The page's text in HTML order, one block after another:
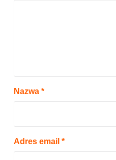
Nazwa *
Adres email *